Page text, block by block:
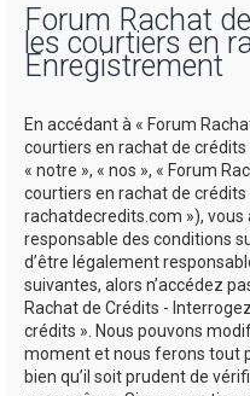
Forum Rachat
les courtiers en
Enregistrement
En accédant à « Forum
courtiers en rachat de crédits
« notre », « nos », « Forum
courtiers en rachat de
rachatdecredits.com »),
responsable des conditions
d’être légalement
suivantes, alors n’accédez
Rachat de Crédits -
crédits ». Nous pouvons
moment et nous ferons tout
bien qu’il soit prudent de